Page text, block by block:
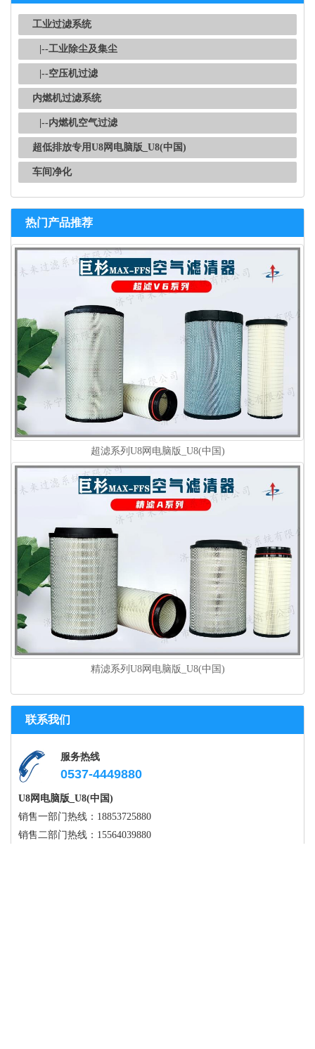
工业过滤系统
|--工业除尘及集尘
|--空压机过滤
内燃机过滤系统
|--内燃机空气过滤
超低排放专用U8网电脑版_U8(中国)
车间净化
热门产品推荐
超滤系列U8网电脑版_U8(中国)
精滤系列U8网电脑版_U8(中国)
联系我们
服务热线
0537-4449880
U8网电脑版_U8(中国)
销售一部门热线：18853725880
销售二部门热线：15564039880